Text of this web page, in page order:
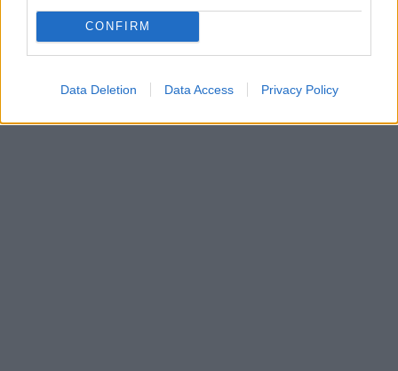
CONFIRM
Data Deletion Data Access Privacy Policy